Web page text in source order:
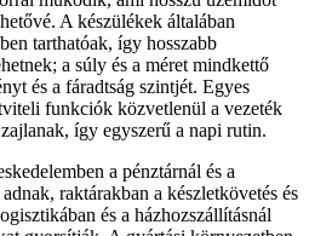
A készülékek általában
tarthatóak, így hosszabb
a súly és a méret mindkettő
és a fáradtság szintjét. Egyes
funkciók közvetlenül a vezeték
így egyszerű a napi rutin.
a pénztárnál és a
raktárakban a készletkövetés és
és a házhozszállításnál